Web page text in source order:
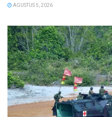
AGUSTUS 5, 2026